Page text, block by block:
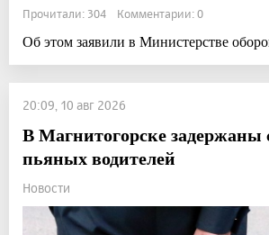
Прочитали: 304 Комментарии: 0
Об этом заявили в Министерстве
20:09, 10 авг 2026
В Магнитогорске задержаны
пьяных водителей
Новости